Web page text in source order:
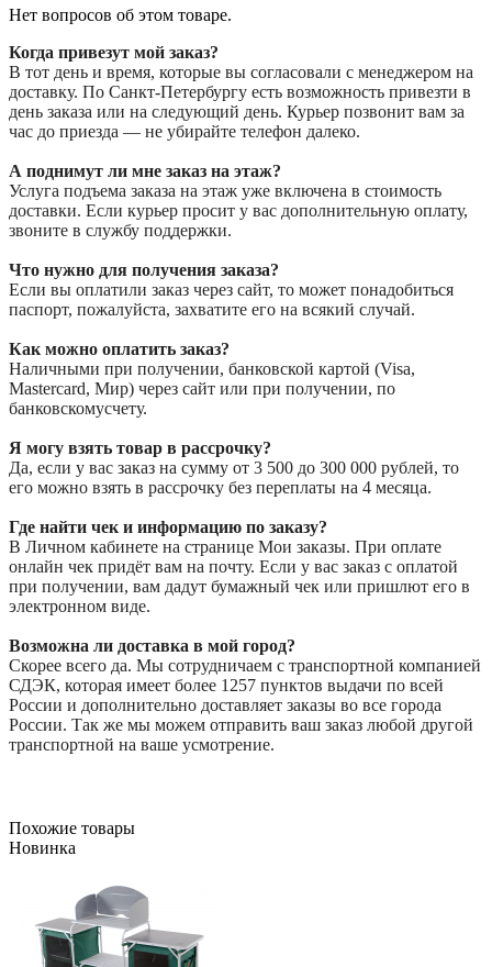
Нет вопросов об этом товаре.
Когда привезут мой заказ?
В тот день и время, которые вы согласовали с менеджером на
доставку. По Санкт-Петербургу есть возможность привезти в
день заказа или на следующий день. Курьер позвонит вам за
час до приезда — не убирайте телефон далеко.
А поднимут ли мне заказ на этаж?
Услуга подъема заказа на этаж уже включена в стоимость
доставки. Если курьер просит у вас дополнительную оплату,
звоните в службу поддержки.
Что нужно для получения заказа?
Если вы оплатили заказ через сайт, то может понадобиться
паспорт, пожалуйста, захватите его на всякий случай.
Как можно оплатить заказ?
Наличными при получении, банковской картой (Visa,
Mastercard, Мир) через сайт или при получении, по
банковскомусчету.
Я могу взять товар в рассрочку?
Да, если у вас заказ на сумму от 3 500 до 300 000 рублей, то
его можно взять в рассрочку без переплаты на 4 месяца.
Где найти чек и информацию по заказу?
В Личном кабинете на странице Мои заказы. При оплате
онлайн чек придёт вам на почту. Если у вас заказ с оплатой
при получении, вам дадут бумажный чек или пришлют его в
электронном виде.
Возможна ли доставка в мой город?
Скорее всего да. Мы сотрудничаем с транспортной компанией
СДЭК, которая имеет более 1257 пунктов выдачи по всей
России и дополнительно доставляет заказы во все города
России. Так же мы можем отправить ваш заказ любой другой
транспортной на ваше усмотрение.
Похожие товары
Новинка